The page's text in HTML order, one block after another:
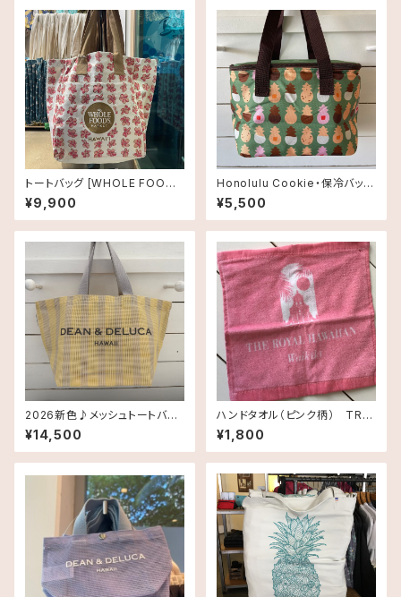
トートバッグ [WHOLE FOODS
MARKET]ホールフーズマーケ
ット オーガニックショッピングバ
ッグ プルメリア
¥9,900
Honolulu Cookie・保冷バッ
グ・スモール
¥5,500
2026新色♪メッシュトートバッ
グ Smallサイズ《HAWAII限
定》DEAN＆DELUCA ディーン
＆デルーカ ハワイ 送料無料
¥14,500
ハンドタオル（ピンク柄） TRH
Inspired ロイヤルハワイアン
ホテルオリジナル
¥1,800